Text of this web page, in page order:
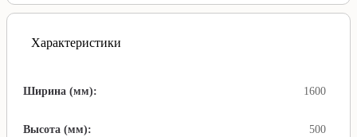
Характеристики
Ширина (мм): 1600
Высота (мм): 500